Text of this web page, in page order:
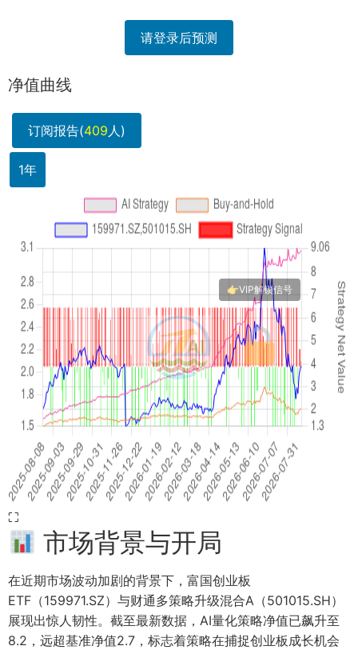
请登录后预测
净值曲线
订阅报告(409人)
1年
⛶
市场背景与开局
在近期市场波动加剧的背景下，富国创业板
ETF（159971.SZ）与财通多策略升级混合A（501015.SH）
展现出惊人韧性。截至最新数据，AI量化策略净值已飙升至
8.2，远超基准净值2.7，标志着策略在捕捉创业板成长机会